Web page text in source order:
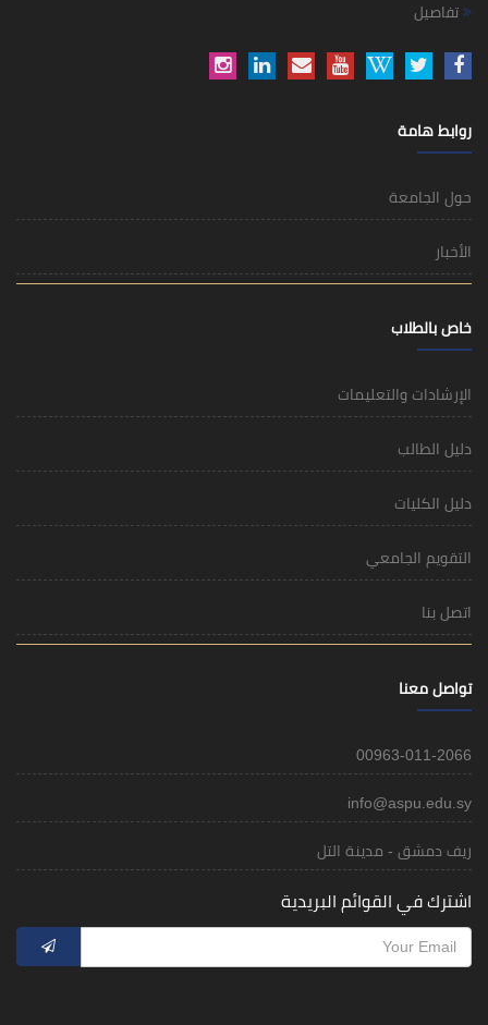
تفاصيل
روابط هامة
حول الجامعة
الأخبار
خاص بالطلاب
الإرشادات والتعليمات
دليل الطالب
دليل الكليات
التقويم الجامعي
اتصل بنا
تواصل معنا
00963-011-2066
info@aspu.edu.sy
ريف دمشق - مدينة التل
اشترك في القوائم البريدية